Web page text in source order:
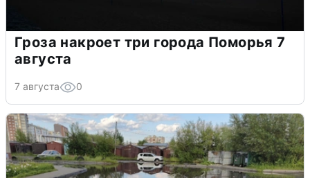
Гроза накроет три города Поморья 7
августа
7 августа 0